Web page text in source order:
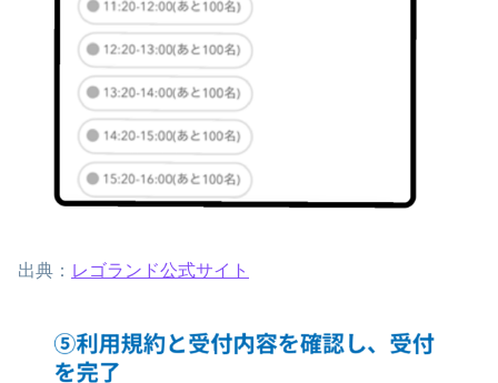
出典： レゴランド公式サイト